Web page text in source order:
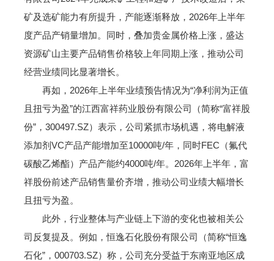
矿及选矿能力有所提升，产能逐渐释放，2026年上半年
度产品产销量增加。同时，叠加贵金属价格上涨，盛达
资源矿山主要产品销售价格较上年同期上涨，推动公司
经营业绩同比显著增长。
再如，2026年上半年业绩预告情况为“净利润为正值
且扭亏为盈”的江西富祥药业股份有限公司（简称“富祥股
份”，300497.SZ）表示，公司紧抓市场机遇，将电解液
添加剂VC产品产能增加至10000吨/年，同时FEC（氟代
碳酸乙烯酯）产品产能约4000吨/年。2026年上半年，富
祥股份前述产品销售量价齐增，推动公司业绩大幅增长
且扭亏为盈。
此外，行业整体与产业链上下游的变化也被相关公
司反复提及。例如，恒逸石化股份有限公司（简称“恒逸
石化”，000703.SZ）称，公司充分受益于东南亚地区成